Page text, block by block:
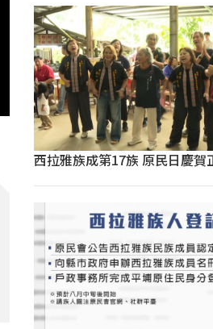
西拉雅族成第17族 原民日慶賀